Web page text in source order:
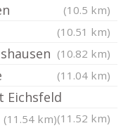
(10.5 km)
(10.51 km)
(10.82 km)
(11.04 km)
Eichsfeld
(11.52 km)
(11.54 km)